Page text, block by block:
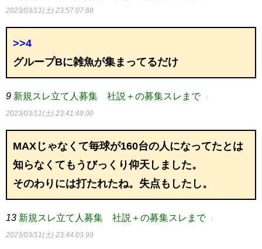
2023/03/11(土) 23:57:07.68
>>4
グループBに雑魚が集まってるだけ
9 新規スレ立て人募集 社説＋の募集スレまで ：
2023/03/11(土) 23:41:49.00
MAXじゃなくて毎球が160台の人になってたとは
知らなくてもうびっくり仰天しました。
そのわりには打たれたね。失点もしたし。
13 新規スレ立て人募集 社説＋の募集スレまで ：
2023/03/11(土) 23:44:03.99